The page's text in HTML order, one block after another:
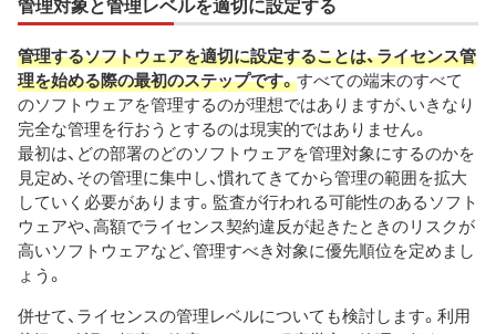
管理するソフトウェアを適切に設定することは、ライセンス管
理を始める際の最初のステップです。すべての端末のすべて
のソフトウェアを管理するのが理想ではありますが、いきなり
完全な管理を行おうとするのは現実的ではありません。
最初は、どの部署のどのソフトウェアを管理対象にするのかを
見定め、その管理に集中し、慣れてきてから管理の範囲を拡大
していく必要があります。監査が行われる可能性のあるソフト
ウェアや、高額でライセンス契約違反が起きたときのリスクが
高いソフトウェアなど、管理すべき対象に優先順位を定めまし
ょう。
併せて、ライセンスの管理レベルについても検討します。利用